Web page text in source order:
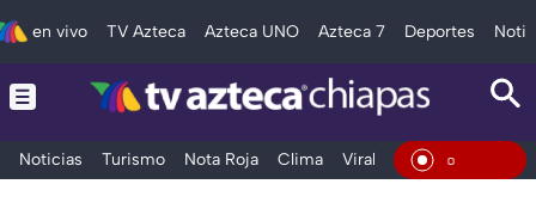
en vivo TV Azteca Azteca UNO Azteca 7 Deportes
Noticias Turismo Nota Roja Clima Viral y Tendencia En